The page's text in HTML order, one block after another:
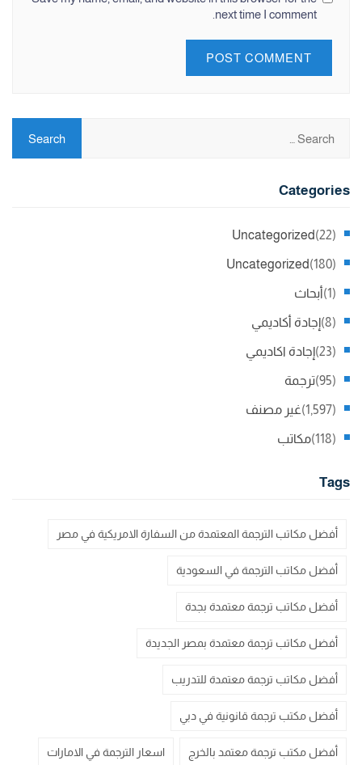
next time I comment.
Categories
Uncategorized (22)
Uncategorized (180)
أبحاث (1)
إجادة أكاديمي (8)
إجادة اكاديمي (23)
ترجمة (95)
غير مصنف (1,597)
مكاتب (118)
Tags
أفضل مكاتب الترجمة المعتمدة من السفارة الامريكية في مصر
أفضل مكاتب الترجمة في السعودية
أفضل مكاتب ترجمة معتمدة بجدة
أفضل مكاتب ترجمة معتمدة بمصر الجديدة
أفضل مكاتب ترجمة معتمدة للتدريب
أفضل مكتب ترجمة قانونية في دبي
أفضل مكتب ترجمة معتمد بالخرج اسعار الترجمة في الامارات